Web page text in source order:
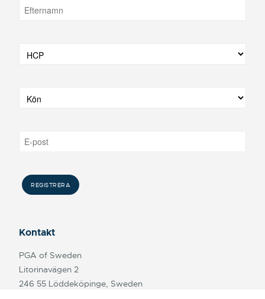
Kontakt
PGA of Sweden
Litorinavägen 2
246 55 Löddeköpinge, Sweden